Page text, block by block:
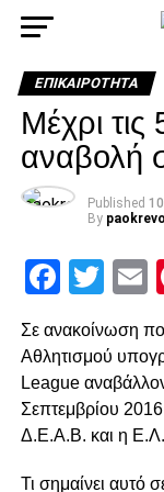
ΕΠΙΚΑΙΡΌΤΗΤΑ
Μέχρι
αναβολή
Published
By
Σε ανακοίνωση
Αθλητισμού
League
Σεπτεμβρίου 2016
Δ.Ε.Α.Β. και η
Τι σημαίνει αυτό